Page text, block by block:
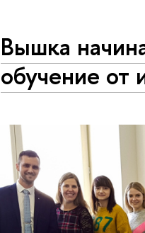
Вышка
обучение от